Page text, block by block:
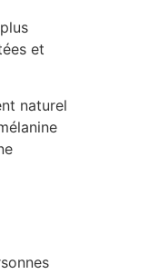
et
naturel